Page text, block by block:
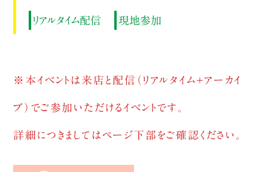
リアルタイム配信 現地参加
※本イベントは来店と配信（リアルタイム＋アーカイ
ブ）でご参加いただけるイベントです。
詳細につきましてはページ下部をご確認ください。